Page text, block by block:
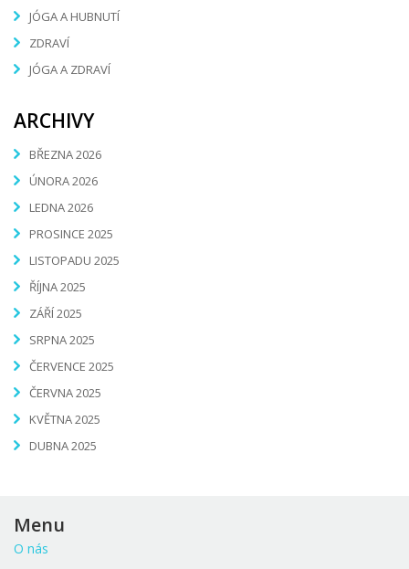
JÓGA A HUBNUTÍ
ZDRAVÍ
JÓGA A ZDRAVÍ
ARCHIVY
BŘEZNA 2026
ÚNORA 2026
LEDNA 2026
PROSINCE 2025
LISTOPADU 2025
ŘÍJNA 2025
ZÁŘÍ 2025
SRPNA 2025
ČERVENCE 2025
ČERVNA 2025
KVĚTNA 2025
DUBNA 2025
Menu
O nás